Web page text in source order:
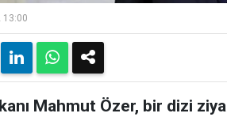
Mahmut Özer, bir dizi